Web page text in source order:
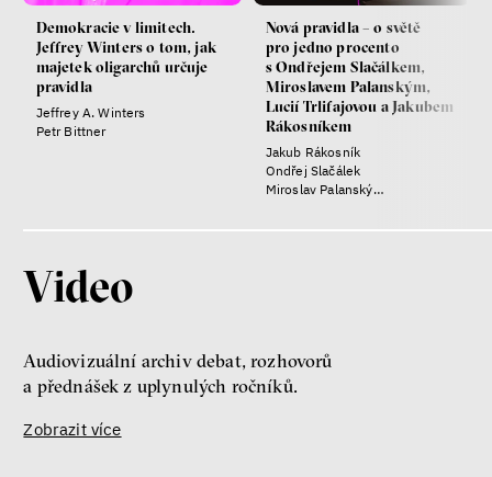
Demokracie v limitech.
Jeffrey Winters o tom, jak
majetek oligarchů určuje
pravidla
Jeffrey A. Winters
Petr Bittner
Nová pravidla – o světě
pro jedno procento
s Ondřejem Slačálkem,
Miroslavem Palanským,
Lucií Trlifajovou a Jakubem
Rákosníkem
Jakub Rákosník
Ondřej Slačálek
Miroslav Palanský
Kateřina Smejkalová
Video
Audiovizuální archiv debat, rozhovorů
a přednášek z uplynulých ročníků.
Zobrazit více